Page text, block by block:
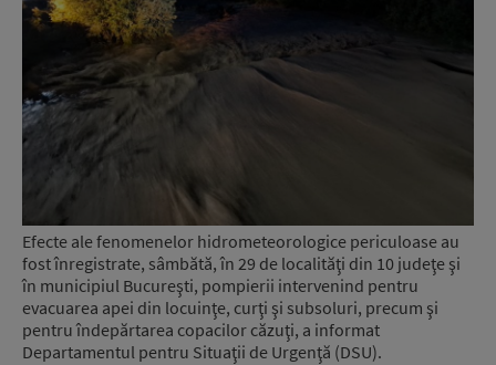
Efecte ale fenomenelor hidrometeorologice periculoase au
fost înregistrate, sâmbătă, în 29 de localităţi din 10 judeţe şi
în municipiul Bucureşti, pompierii intervenind pentru
evacuarea apei din locuinţe, curţi şi subsoluri, precum şi
pentru îndepărtarea copacilor căzuţi, a informat
Departamentul pentru Situaţii de Urgenţă (DSU).